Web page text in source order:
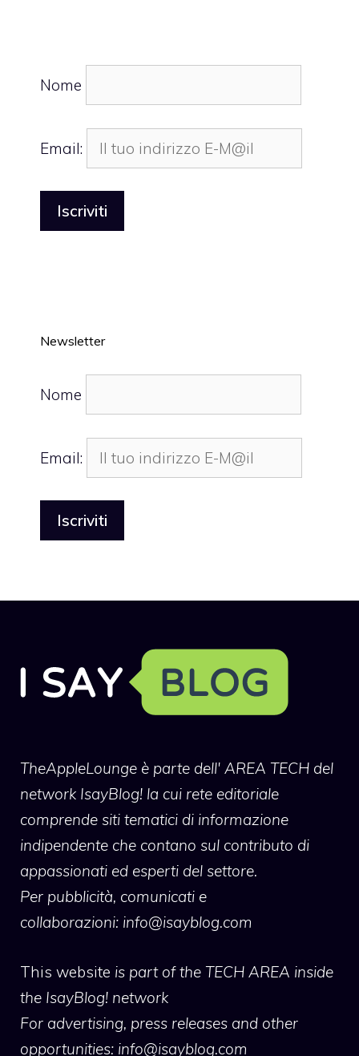
Nome
Email:
Newsletter
Nome
Email:
TheAppleLounge è parte dell' AREA TECH del
network IsayBlog! la cui rete editoriale
comprende siti tematici di informazione
indipendente che contano sul contributo di
appassionati ed esperti del settore.
Per pubblicità, comunicati e
collaborazioni: info@isayblog.com
This website is part of the TECH AREA inside
the IsayBlog! network
For advertising, press releases and other
opportunities: info@isayblog.com